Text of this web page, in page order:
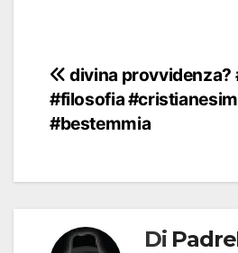
Navigazione
articoli
divina
#filosofia
#bestemmia
Di